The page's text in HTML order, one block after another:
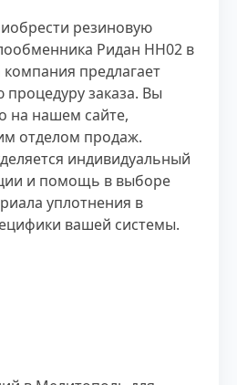
резиновую
Ридан НН02 в
предлагает
заказа. Вы
на нашем сайте,
отделом продаж.
индивидуальный
и помощь в выборе
уплотнения в
вашей системы.